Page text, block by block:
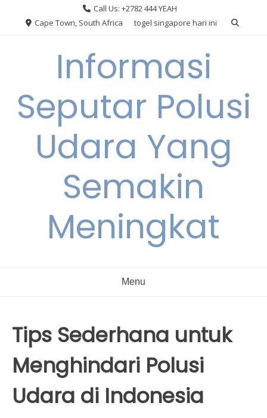
Call Us: +2782 444 YEAH
Cape Town, South Africa
togel singapore hari ini
Informasi
Seputar Polusi
Udara Yang
Semakin
Meningkat
Menu
Tips Sederhana untuk
Menghindari Polusi
Udara di Indonesia